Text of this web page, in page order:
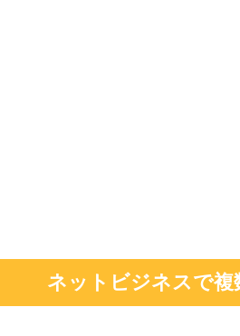
ネットビジネスで